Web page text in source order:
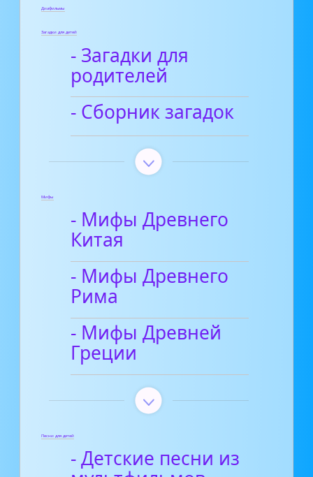
Диафильмы
Загадки для детей
- Загадки для
родителей
- Сборник загадок
Мифы
- Мифы Древнего
Китая
- Мифы Древнего
Рима
- Мифы Древней
Греции
Песни для детей
- Детские песни из